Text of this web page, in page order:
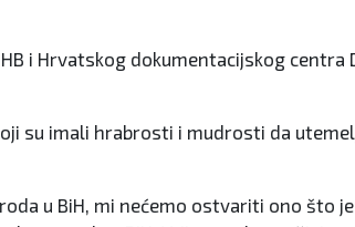
i Hrvatskog dokumentacijskog centra
su imali hrabrosti i mudrosti da
u BiH, mi nećemo ostvariti ono što